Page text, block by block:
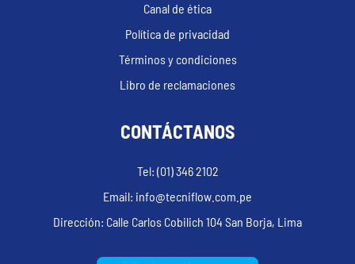
Canal de ética
Política de privacidad
Términos y condiciones
Libro de reclamaciones
CONTÁCTANOS
Tel: (01) 346 2102
Email: info@tecniflow.com.pe
Dirección: Calle Carlos Cobilich 104 San Borja, Lima